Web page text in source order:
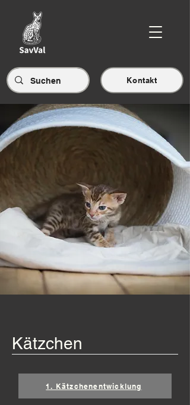
Kontakt
Kätzchen
1. Kätzchenentwicklung